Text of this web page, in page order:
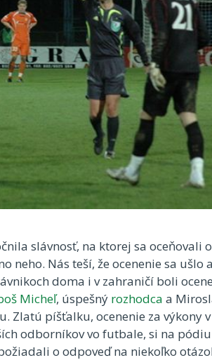
slávnosť, na ktorej sa oceňovali
neho. Nás teší, že ocenenie sa ušlo
doma i v zahraničí boli
Micheľ, úspešný rozhodca a
Zlatú píšťalku, ocenenie za výkony
odborníkov vo futbale, si na
o odpoveď na niekoľko